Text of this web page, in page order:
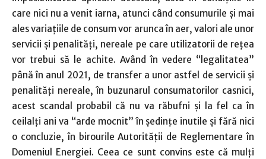
care nici nu a venit iarna, atunci când consumurile și mai
ales variațiile de consum vor arunca în aer, valori ale unor
servicii și penalități, nereale pe care utilizatorii de rețea
vor trebui să le achite. Având în vedere “legalitatea”
până în anul 2021, de transfer a unor astfel de servicii și
penalități nereale, în buzunarul consumatorilor casnici,
acest scandal probabil că nu va răbufni și la fel ca în
ceilalți ani va “arde mocnit” în ședințe inutile și fără nici
o concluzie, în birourile Autorității de Reglementare în
Domeniul Energiei. Ceea ce sunt convins este că mulți